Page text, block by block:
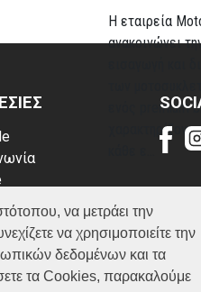
να μετράει την
να χρησιμοποιείτε την
δεδομένων και τα
τα Cookies, παρακαλούμε
Η εταιρεία
ανακοινώνει
ενός premium